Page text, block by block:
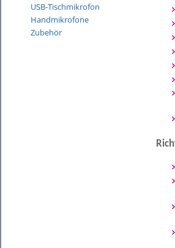
USB-Tischmikrofon
Handmikrofone
Zubehör